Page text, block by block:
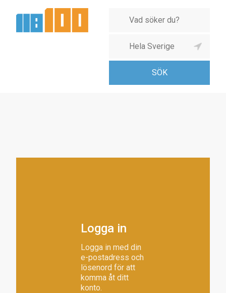
Logga in
Logga in med din
e-postadress och
lösenord för att
komma åt ditt
konto.